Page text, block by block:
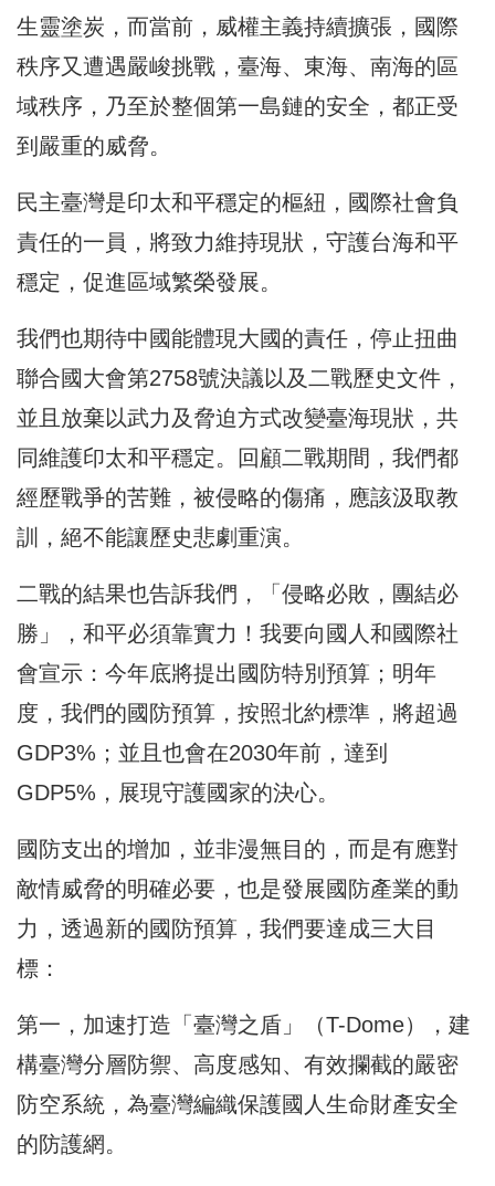
生靈塗炭，而當前，威權主義持續擴張，國際
秩序又遭遇嚴峻挑戰，臺海、東海、南海的區
域秩序，乃至於整個第一島鏈的安全，都正受
到嚴重的威脅。
民主臺灣是印太和平穩定的樞紐，國際社會負
責任的一員，將致力維持現狀，守護台海和平
穩定，促進區域繁榮發展。
我們也期待中國能體現大國的責任，停止扭曲
聯合國大會第2758號決議以及二戰歷史文件，
並且放棄以武力及脅迫方式改變臺海現狀，共
同維護印太和平穩定。回顧二戰期間，我們都
經歷戰爭的苦難，被侵略的傷痛，應該汲取教
訓，絕不能讓歷史悲劇重演。
二戰的結果也告訴我們，「侵略必敗，團結必
勝」，和平必須靠實力！我要向國人和國際社
會宣示：今年底將提出國防特別預算；明年
度，我們的國防預算，按照北約標準，將超過
GDP3%；並且也會在2030年前，達到
GDP5%，展現守護國家的決心。
國防支出的增加，並非漫無目的，而是有應對
敵情威脅的明確必要，也是發展國防產業的動
力，透過新的國防預算，我們要達成三大目
標：
第一，加速打造「臺灣之盾」（T-Dome），建
構臺灣分層防禦、高度感知、有效攔截的嚴密
防空系統，為臺灣編織保護國人生命財產安全
的防護網。